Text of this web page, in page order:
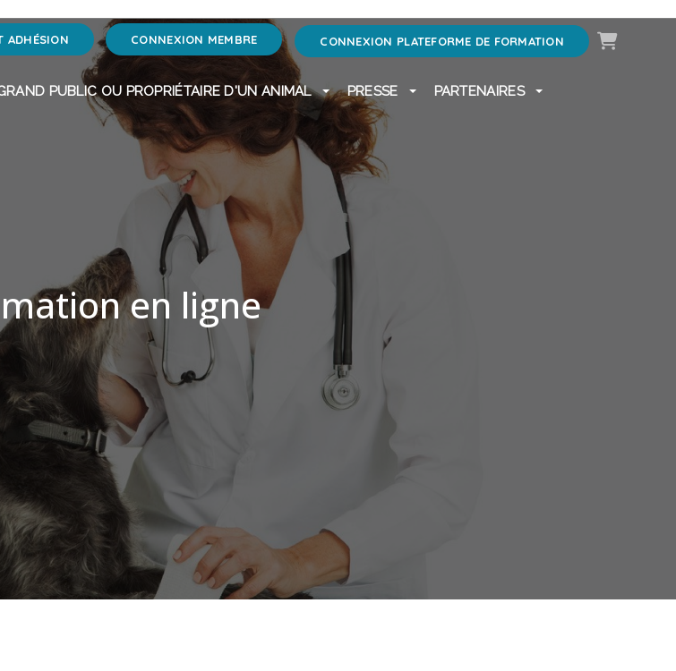
ADHÉSION CONNEXION MEMBRE CONNEXION PLATEFORME DE FORMATION Panier
PUBLIC OU PROPRIÉTAIRE D'UN ANIMAL PRESSE
PARTENAIRES
en ligne